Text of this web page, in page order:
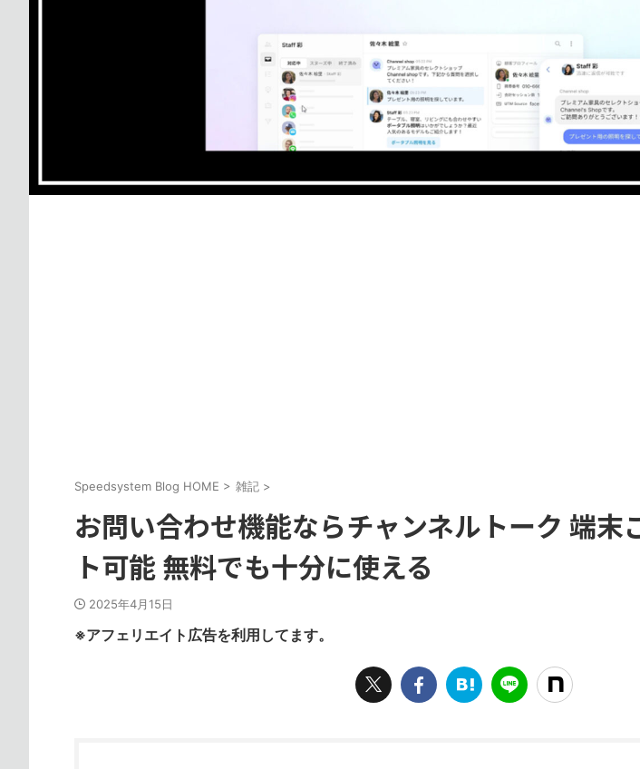
Speedsystem Blog HOME > 雑記 >
お問い合わせ機能ならチャンネルトーク 端末
ト可能 無料でも十分に使える
2025年4月15日
※アフェリエイト広告を利用してます。